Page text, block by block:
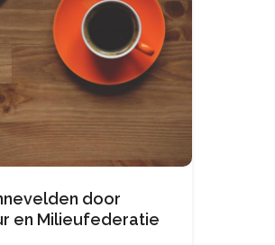
door
en Milieufederatie